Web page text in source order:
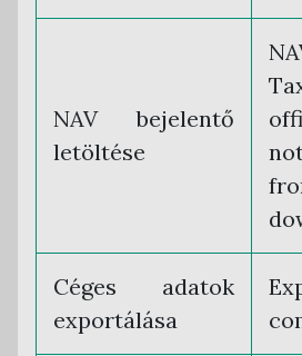
NAV bejelentő
letöltése
Céges adatok
exportálása